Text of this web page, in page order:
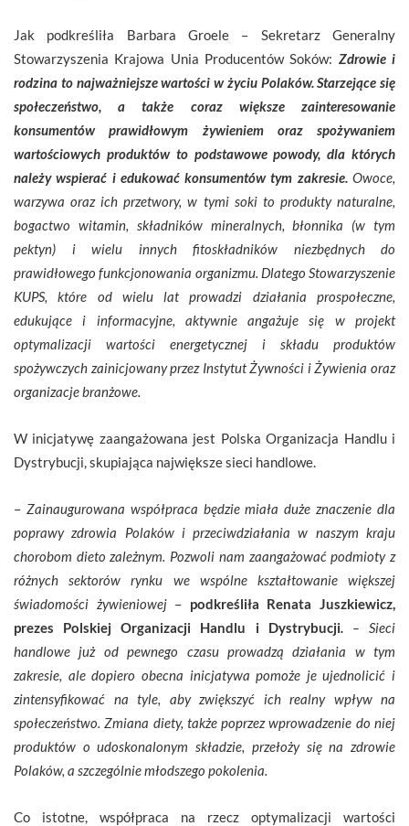
Jak podkreśliła Barbara Groele – Sekretarz Generalny
Stowarzyszenia Krajowa Unia Producentów Soków: Zdrowie i
rodzina to najważniejsze wartości w życiu Polaków. Starzejące się
społeczeństwo, a także coraz większe zainteresowanie
konsumentów prawidłowym żywieniem oraz spożywaniem
wartościowych produktów to podstawowe powody, dla których
należy wspierać i edukować konsumentów tym zakresie. Owoce,
warzywa oraz ich przetwory, w tymi soki to produkty naturalne,
bogactwo witamin, składników mineralnych, błonnika (w tym
pektyn) i wielu innych fitoskładników niezbędnych do
prawidłowego funkcjonowania organizmu. Dlatego Stowarzyszenie
KUPS, które od wielu lat prowadzi działania prospołeczne,
edukujące i informacyjne, aktywnie angażuje się w projekt
optymalizacji wartości energetycznej i składu produktów
spożywczych zainicjowany przez Instytut Żywności i Żywienia oraz
organizacje branżowe.
W inicjatywę zaangażowana jest Polska Organizacja Handlu i
Dystrybucji, skupiająca największe sieci handlowe.
– Zainaugurowana współpraca będzie miała duże znaczenie dla
poprawy zdrowia Polaków i przeciwdziałania w naszym kraju
chorobom dieto zależnym. Pozwoli nam zaangażować podmioty z
różnych sektorów rynku we wspólne kształtowanie większej
świadomości żywieniowej – podkreśliła Renata Juszkiewicz,
prezes Polskiej Organizacji Handlu i Dystrybucji
– Sieci
handlowe już od pewnego czasu prowadzą działania w tym
zakresie, ale dopiero obecna inicjatywa pomoże je ujednolicić i
zintensyfikować na tyle, aby zwiększyć ich realny wpływ na
społeczeństwo. Zmiana diety, także poprzez wprowadzenie do niej
produktów o udoskonalonym składzie, przełoży się na zdrowie
Polaków, a szczególnie młodszego pokolenia.
Co istotne, współpraca na rzecz optymalizacji wartości